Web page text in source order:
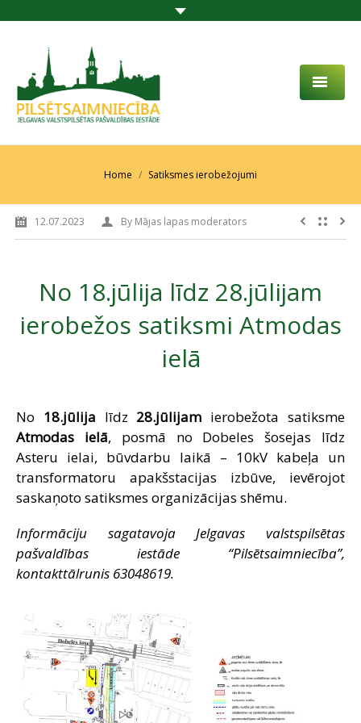
PAR MUMS
SABIEDRĪBAS LĪDZDALĪBA
You are here:Home Satiksmes ierobežojumi
12.07.2023 By Mājas lapas moderators
No 18.jūlija līdz 28.jūlijam
ierobežos satiksmi Atmodas
ielā
No 18.jūlija līdz 28.jūlijam ierobežota satiksme
Atmodas ielā, posmā no Dobeles šosejas līdz
Asteru ielai, būvdarbu laikā – 10kV kabeļa un
transformatoru apakšstacijas izbūve, ievērojot
saskaņoto satiksmes organizācijas shēmu.
Informāciju sagatavoja Jelgavas valstspilsētas
pašvaldības iestāde “Pilsētsaimniecība”,
kontakttālrunis 63048619.